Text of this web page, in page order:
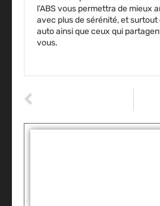
l’ABS vous permettra de mieux
avec plus de sérénité, et
auto ainsi que ceux qui
vous.